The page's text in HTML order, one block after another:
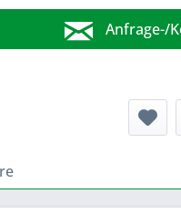
Anfrage-/
Wir